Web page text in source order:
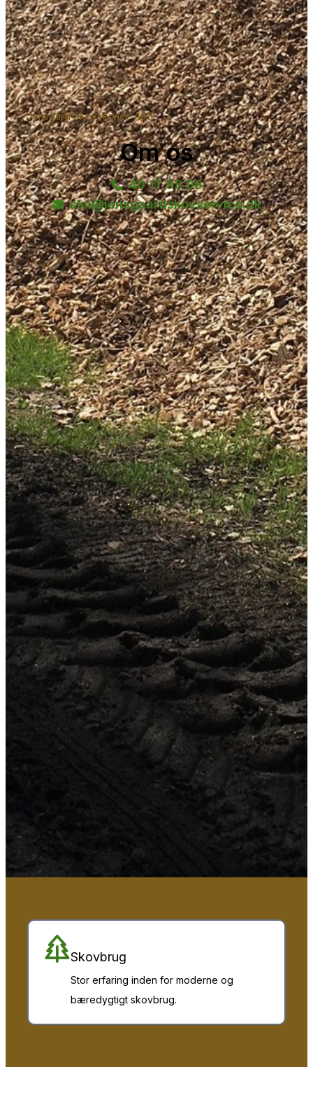
Jensgård Skovservice ApS
Om os
40 17 93 98
slm@jensgaardskovservice.dk
Skovbrug
Stor erfaring inden for moderne og
bæredygtigt skovbrug.